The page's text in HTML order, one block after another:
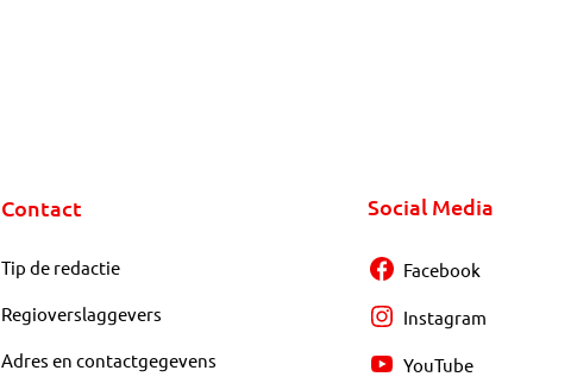
Contact
Tip de redactie
Regioverslaggevers
Adres en contactgegevens
Social Media
Facebook
Instagram
YouTube